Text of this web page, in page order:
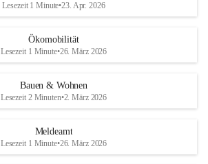
Lesezeit 1 Minute•23. Apr. 2026
Ökomobilität
Lesezeit 1 Minute•26. März 2026
Bauen & Wohnen
Lesezeit 2 Minuten•2. März 2026
Meldeamt
Lesezeit 1 Minute•26. März 2026